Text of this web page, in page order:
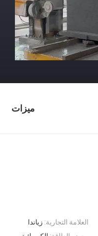
ميزات
العلامة التجارية: زياندا